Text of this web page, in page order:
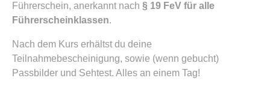
Führerschein, anerkannt nach § 19 FeV für alle
Führerscheinklassen.
Nach dem Kurs erhältst du deine
Teilnahmebescheinigung, sowie (wenn gebucht)
Passbilder und Sehtest. Alles an einem Tag!